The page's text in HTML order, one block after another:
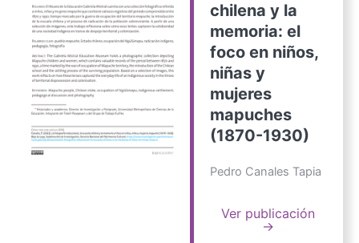
chilena y la
memoria: el
foco en niños,
niñas y
mujeres
mapuches
(1870-1930)
Pedro Canales Tapia
Ver publicación
→